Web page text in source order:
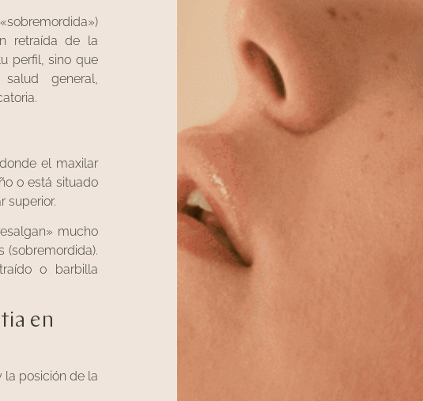
retraída de la
perfil, sino que
general,
el maxilar
o está situado
superior.
mucho
(sobremordida).
o barbilla
en
la posición de la